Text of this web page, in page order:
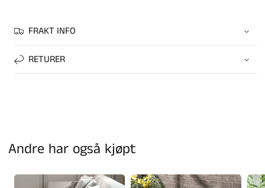
FRAKT INFO
RETURER
Andre har også kjøpt